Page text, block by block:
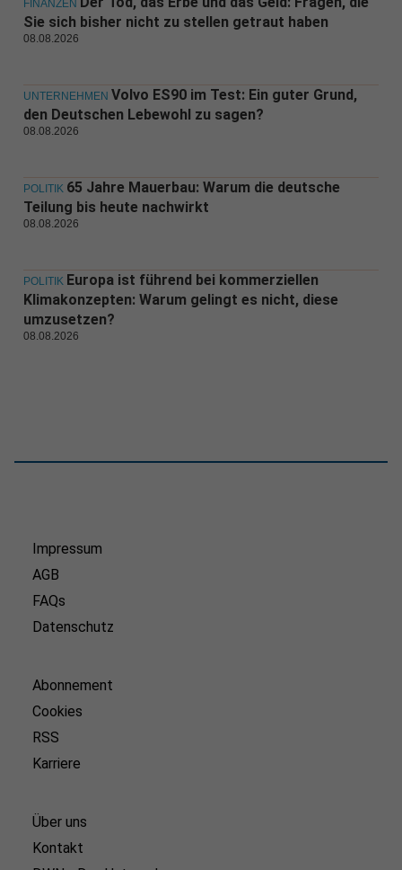
FINANZEN
Sie sich bisher nicht zu stellen getraut haben
08.08.2026
UNTERNEHMEN Volvo ES90 im Test: Ein guter Grund,
den Deutschen Lebewohl zu sagen?
08.08.2026
POLITIK 65 Jahre Mauerbau: Warum die deutsche
Teilung bis heute nachwirkt
08.08.2026
POLITIK Europa ist führend bei kommerziellen
Klimakonzepten: Warum gelingt es nicht, diese
umzusetzen?
08.08.2026
Impressum
AGB
FAQs
Datenschutz
Abonnement
Cookies
RSS
Karriere
Über uns
Kontakt